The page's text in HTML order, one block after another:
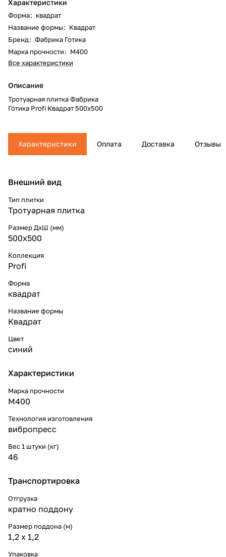
Характеристики
Форма: квадрат
Название формы: Квадрат
Бренд: Фабрика Готика
Марка прочности: М400
Все характеристики
Описание
Тротуарная плитка Фабрика
Готика Profi Квадрат 500x500
Характеристики Оплата Доставка Отзывы
Внешний вид
Тип плитки
Тротуарная плитка
Размер ДхШ (мм)
500x500
Коллекция
Profi
Форма
квадрат
Название формы
Квадрат
Цвет
синий
Характеристики
Марка прочности
М400
Технология изготовления
вибропресс
Вес 1 штуки (кг)
46
Транспортировка
Отгрузка
кратно поддону
Размер поддона (м)
1,2 x 1,2
Упаковка